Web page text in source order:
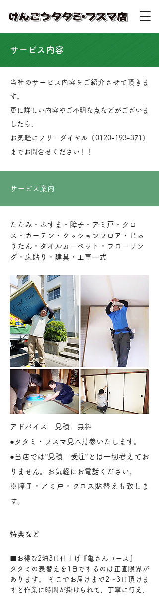
​サービス内容
当社のサービス内容をご紹介させて頂きま
す。
更に詳しい内容やご不明な点などがございま
したら、
お気軽にフリーダイヤル（0120-193-371）
までお問合せください！！
​サービス案内
たたみ・ふすま・障子・アミ戸・クロ
ス・カーテン・クッションフロア・じゅ
うたん・タイルカーペット・フローリン
グ・床貼り・建具・工事一式
アドバイス 見積 無料
●タタミ・フスマ見本持参いたします。
●当店では”見積＝受注”とは一切考えてお
りません。お気軽にお電話ください。
※障子・アミ戸・クロス貼替えも致しま
す。
特典など
■お得な2泊3日仕上げ『亀さんコース』
タタミの表替えを1日でするのは正直限界が
あります。 そこでお届けまで2～3日頂けま
すと作業に時間が掛けられて、丁寧に行え、